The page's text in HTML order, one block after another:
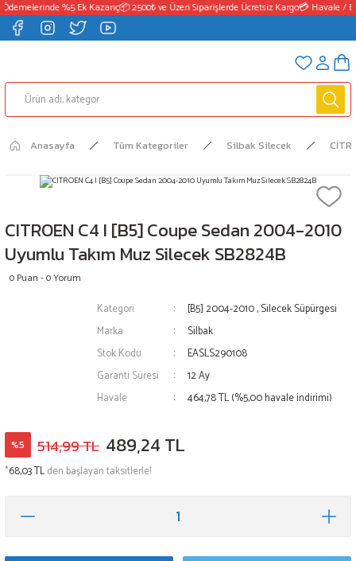
%5 Ek Kazanç📦 2500₺ ve Üzeri Siparişlerde Ücretsiz Kargo💳 Havale /
Anasayfa Tüm Kategoriler Silbak Silecek
CITROEN C4 I [B5] Coupe Sedan 2004-2010
Uyumlu Takım Muz Silecek SB2824B
0 Puan - 0 Yorum
Kategori [B5] 2004-2010,Silecek Süpürgesi
Marka
Silbak
Stok Kodu
EASLS290108
Garanti Süresi
12 Ay
Havale
464,78 TL (%5,00 havale indirimi)
%5 514,99 TL 489,24 TL
*68,03 TLden başlayan taksitlerle!